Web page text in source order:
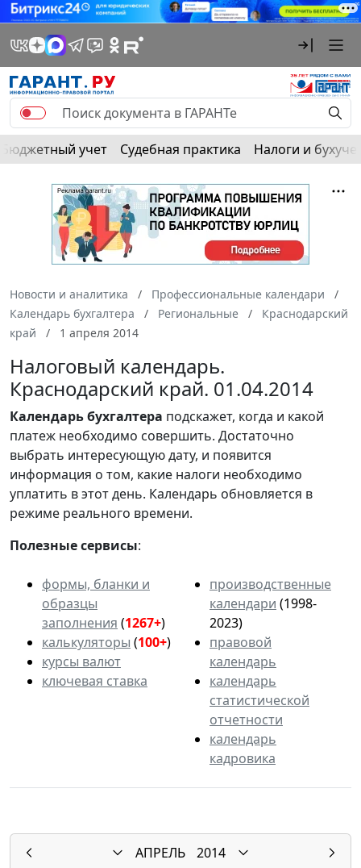
Бюджетный учет Судебная практика Налоги и
Новости и аналитика
Профессиональные календари
Календарь бухгалтера
Региональные
Краснодарский
край
1 апреля 2014
Налоговый календарь.
Краснодарский край. 01.04.2014
Календарьбухгалтера подскажет, когда и какой
платеж необходимо совершить. Достаточно
выбрать интересующую дату, и появится
информация о том, какие налоги необходимо
уплатить в этот день. Календарь обновляется в
режиме реального времени.
Полезные сервисы:
формы, бланки и
образцы
заполнения (1267+)
калькуляторы (100+)
курсы валют
ключевая ставка
производственные
календари (1998-
2023)
правовой
календарь
календарь
статистической
отчетности
календарь
кадровика
АПРЕЛЬ
2014